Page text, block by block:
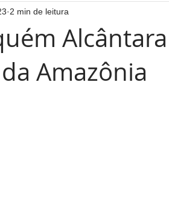
para a cidadania
Amazônia
2 min de leitura